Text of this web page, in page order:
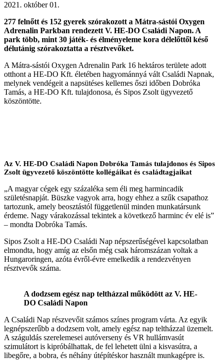
2021. október 01.
277 felnőtt és 152 gyerek szórakozott a Mátra-sástói Oxygen
Adrenalin Parkban rendezett V. HE-DO Családi Napon. A
park több, mint 30 játék- és élményeleme kora délelőttől késő
délutánig szórakoztatta a résztvevőket.
A Mátra-sástói Oxygen Adrenalin Park 16 hektáros területe adott
otthont a HE-DO Kft. életében hagyománnyá vált Családi Napnak,
melynek vendégeit a napsütéses kellemes őszi időben Dobróka
Tamás, a HE-DO Kft. tulajdonosa, és Sipos Zsolt ügyvezető
köszöntötte.
Az V. HE-DO Családi Napon Dobróka Tamás tulajdonos és Sipos
Zsolt ügyvezető köszöntötte kollégáikat és családtagjaikat
„A magyar cégek egy százaléka sem éli meg harmincadik
születésnapját. Büszke vagyok arra, hogy ehhez a szűk csapathoz
tartozunk, amely beosztástól függetlenül minden munkatársunk
érdeme. Nagy várakozással tekintek a következő harminc év elé is”
– mondta Dobróka Tamás.
Sipos Zsolt a HE-DO Családi Nap népszerűségével kapcsolatban
elmondta, hogy amíg az elsőn még csak háromszázan voltak a
Hungaroringen, azóta évről-évre emelkedik a rendezvényen
résztvevők száma.
A dodzsem egész nap teltházzal működött az V. HE-
DO Családi Napon
A Családi Nap részvevőit számos színes program várta. Az egyik
legnépszerűbb a dodzsem volt, amely egész nap teltházzal üzemelt.
A száguldás szerelemesei autóverseny és VR hullámvasút
szimulátort is kipróbálhattak, de fel lehetett ülni a kisvasútra, a
libegőre, a bobra, és néhány útépítéskor használt munkagépre is.